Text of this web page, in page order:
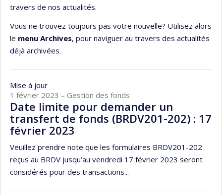
travers de nos actualités.
Vous ne trouvez toujours pas votre nouvelle? Utilisez alors
le menu Archives, pour naviguer au travers des actualités
déjà archivées.
Mise à jour
1 février 2023 – Gestion des fonds
Date limite pour demander un
transfert de fonds (BRDV201-202) : 17
février 2023
Veuillez prendre note que les formulaires BRDV201-202
reçus au BRDV jusqu’au vendredi 17 février 2023 seront
considérés pour des transactions...